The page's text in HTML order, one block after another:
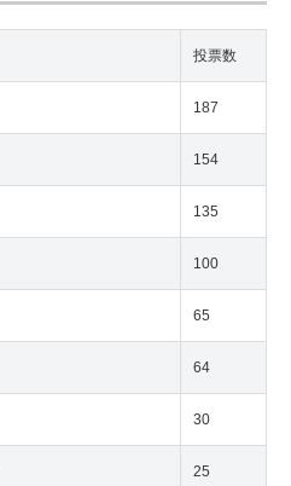
投票数
187
154
135
100
65
64
30
25